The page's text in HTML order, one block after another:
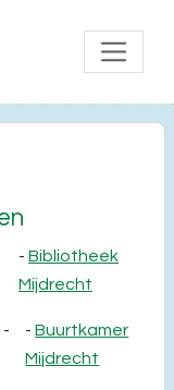
-Bibliotheek
Mijdrecht
-
-Buurtkamer
Mijdrecht